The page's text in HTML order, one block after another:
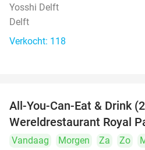
Yosshi Delft
Delft
Verkocht: 118
All-You-Can-Eat & Drink
Wereldrestaurant Royal
Vandaag Morgen Za Zo